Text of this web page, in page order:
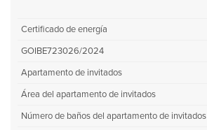
Certificado de energía
GOIBE723026/2024
Apartamento de invitados
Área del apartamento de invitados
Número de baños del apartamento de invitados